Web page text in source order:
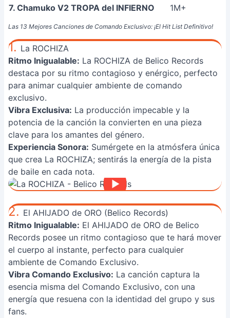
Las 13 Mejores Canciones de Comando Exclusivo: ¡El Hit List Definitivo!
7. Chamuko V2 TROPA del INFIERNO
1M+
1. La ROCHIZA
Ritmo Inigualable: La ROCHIZA de Belico Records
destaca por su ritmo contagioso y enérgico, perfecto
para animar cualquier ambiente de comando
exclusivo.
Vibra Exclusiva: La producción impecable y la
potencia de la canción la convierten en una pieza
clave para los amantes del género.
Experiencia Sonora: Sumérgete en la atmósfera única
que crea La ROCHIZA; sentirás la energía de la pista
de baile en cada nota.
2. El AHIJADO de ORO (Belico Records)
Ritmo Inigualable: El AHIJADO de ORO de Belico
Records posee un ritmo contagioso que te hará mover
el cuerpo al instante, perfecto para cualquier
ambiente de Comando Exclusivo.
Vibra Comando Exclusivo: La canción captura la
esencia misma del Comando Exclusivo, con una
energía que resuena con la identidad del grupo y sus
fans.